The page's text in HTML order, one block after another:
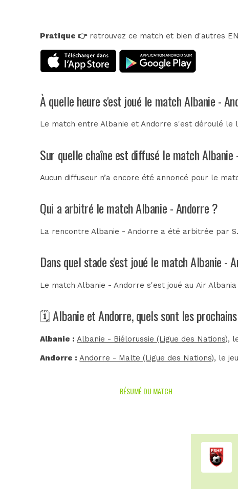
Pratique 👉retrouvez ce match et bien d'autres
À quelle heure s'est joué le match Albanie -
Le match entre Albanie et Andorre s'est déroulé
Sur quelle chaîne est diffusé le match
Aucun diffuseur n’a encore été annoncé pour le
Qui a arbitré le match Albanie - Andorre ?
La rencontre Albanie - Andorre a été arbitrée par
Dans quel stade s'est joué le match Albanie -
Le match Albanie - Andorre s'est joué auAir
🗓️ Albanie et Andorre, quels sont les
Albanie : Albanie - Biélorussie (Ligue des Nations),
Andorre : Andorre - Malte (Ligue des Nations), le
RÉSUMÉ DU MATCH